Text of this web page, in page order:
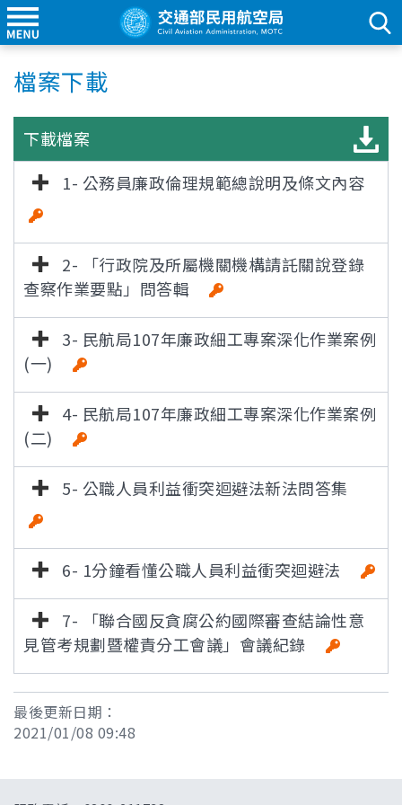
檔案下載
下載檔案
1- 公務員廉政倫理規範總說明及條文內容
2- 「行政院及所屬機關機構請託關說登錄
查察作業要點」問答輯
3- 民航局107年廉政細工專案深化作業案例
(一)
4- 民航局107年廉政細工專案深化作業案例
(二)
5- 公職人員利益衝突迴避法新法問答集
6- 1分鐘看懂公職人員利益衝突迴避法
7- 「聯合國反貪腐公約國際審查結論性意
見管考規劃暨權責分工會議」會議紀錄
最後更新日期：
2021/01/08 09:48